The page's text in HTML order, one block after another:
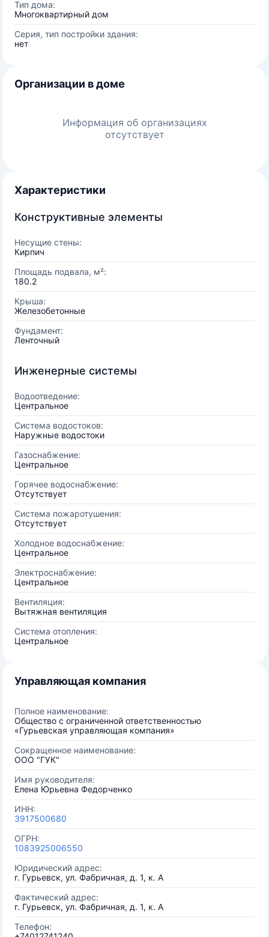
Тип дома:
Многоквартирный дом
Серия, тип постройки здания:
нет
Организации в доме
Информация об организациях
отсутствует
Характеристики
Конструктивные элементы
Несущие стены:
Кирпич
Площадь подвала, м²:
180.2
Крыша:
Железобетонные
Фундамент:
Ленточный
Инженерные системы
Водоотведение:
Центральное
Система водостоков:
Наружные водостоки
Газоснабжение:
Центральное
Горячее водоснабжение:
Отсутствует
Система пожаротушения:
Отсутствует
Холодное водоснабжение:
Центральное
Электроснабжение:
Центральное
Вентиляция:
Вытяжная вентиляция
Система отопления:
Центральное
Управляющая компания
Полное наименование:
Общество с ограниченной ответственностью
«Гурьевская управляющая компания»
Сокращенное наименование:
ООО "ГУК"
Имя руководителя:
Елена Юрьевна Федорченко
ИНН:
3917500680
ОГРН:
1083925006550
Юридический адрес:
г. Гурьевск, ул. Фабричная, д. 1, к. А
Фактический адрес:
г. Гурьевск, ул. Фабричная, д. 1, к. А
Телефон: